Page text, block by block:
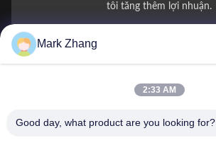
tôi tăng thêm lợi nhuận.
Tên của bạn
Tên công ty
Mark Zhang
2:33 AM
Good day, what product are you looking for?